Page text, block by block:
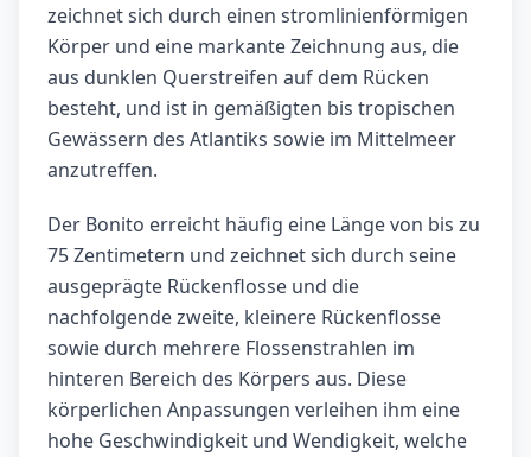
zeichnet sich durch einen stromlinienförmigen
Körper und eine markante Zeichnung aus, die
aus dunklen Querstreifen auf dem Rücken
besteht, und ist in gemäßigten bis tropischen
Gewässern des Atlantiks sowie im Mittelmeer
anzutreffen.
Der Bonito erreicht häufig eine Länge von bis zu
75 Zentimetern und zeichnet sich durch seine
ausgeprägte Rückenflosse und die
nachfolgende zweite, kleinere Rückenflosse
sowie durch mehrere Flossenstrahlen im
hinteren Bereich des Körpers aus. Diese
körperlichen Anpassungen verleihen ihm eine
hohe Geschwindigkeit und Wendigkeit, welche